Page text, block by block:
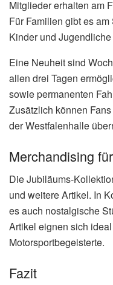
Mitglieder erhalten am
Für Familien gibt es
Kinder und
Eine Neuheit sind
allen drei Tagen
sowie permanenten
Zusätzlich können
der Westfalenhalle
Merchandising
Die Jubiläums-
und weitere Artikel. In
es auch nostalgische
Artikel eignen sich
Motorsportbegeisterte.
Fazit